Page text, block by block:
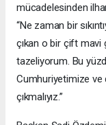
mücadelesinden
“Ne zaman bir
çıkan o bir çift mavi
tazeliyorum. Bu
Cumhuriyetimize ve
çıkmalıyız.”